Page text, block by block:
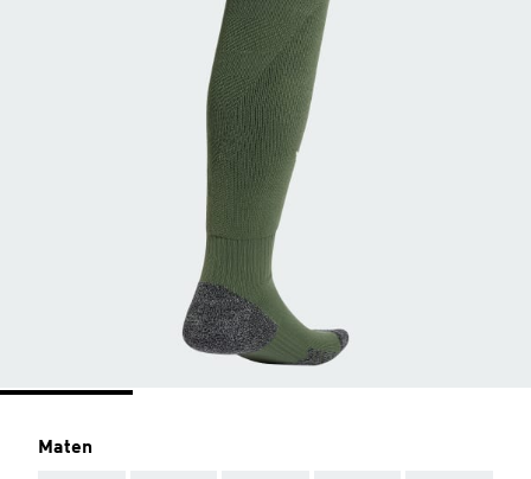
Maten